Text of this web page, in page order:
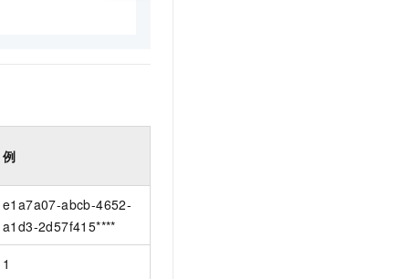
例
e1a7a07-abcb-4652-
a1d3-2d57f415****
1